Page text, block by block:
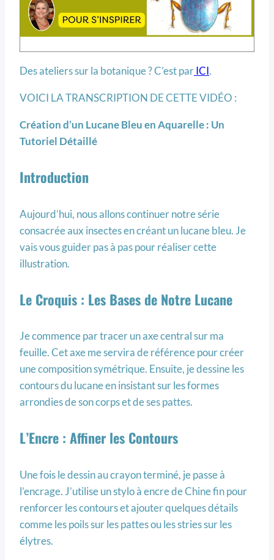
Des ateliers sur la botanique ? C’est parICI.
VOICI LA TRANSCRIPTION DE CETTE VIDÉO :
Création d’un Lucane Bleu en Aquarelle : Un
Tutoriel Détaillé
Introduction
Aujourd’hui, nous allons continuer notre série
consacrée aux insectes en créant un lucane bleu. Je
vais vous guider pas à pas pour réaliser cette
illustration.
Le Croquis : Les Bases de Notre Lucane
Je commence par tracer un axe central sur ma
feuille. Cet axe me servira de référence pour créer
une composition symétrique. Ensuite, je dessine les
contours du lucane en insistant sur les formes
arrondies de son corps et de ses pattes.
L’Encre : Affiner les Contours
Une fois le dessin au crayon terminé, je passe à
l’encrage. J’utilise un stylo à encre de Chine fin pour
renforcer les contours et ajouter quelques détails
comme les poils sur les pattes ou les stries sur les
élytres.